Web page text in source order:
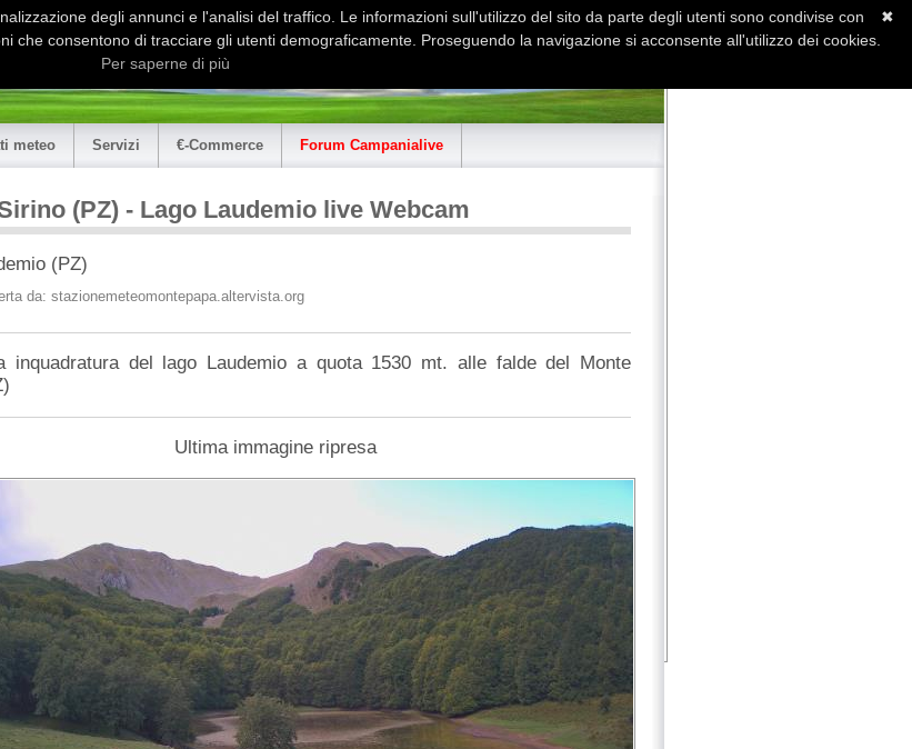
meteo Servizi €-Commerce Forum Campanialive
(PZ) - Lago Laudemio live Webcam
(PZ)
da: stazionemeteomontepapa.altervista.org
inquadratura del lago Laudemio a quota 1530 mt. alle falde del Monte
Ultima immagine ripresa
✖
degli annunci e l'analisi del traffico. Le informazioni sull'utilizzo del sito da parte degli utenti sono condivise con
che consentono di tracciare gli utenti demograficamente. Proseguendo la navigazione si acconsente all'utilizzo dei cookies.
Per saperne di più